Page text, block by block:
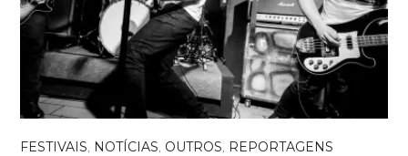
FESTIVAIS NOTÍCIAS OUTROS REPORTAGENS